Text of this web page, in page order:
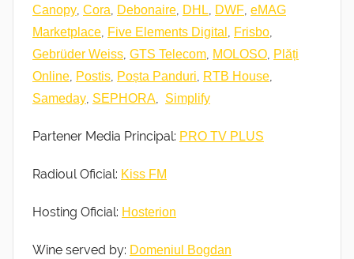
Canopy, Cora, Debonaire, DHL, DWF, eMAG
Marketplace, Five Elements Digital , Frisbo,
Gebrüder Weiss, GTS Telecom, MOLOSO, Plăți
Online, Postis, Poșta Panduri, RTB House,
Sameday, SEPHORA, Simplify
Partener Media Principal: PRO TV PLUS
Radioul Oficial: Kiss FM
Hosting Oficial: Hosterion
Wine served by: Domeniul Bogdan